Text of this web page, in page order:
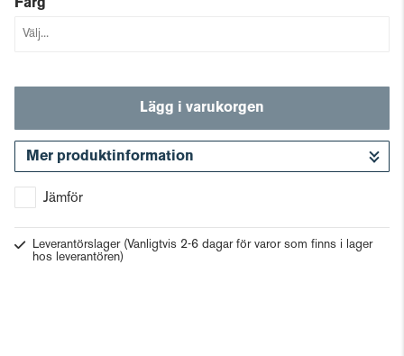
Färg
Lägg i varukorgen
Mer produktinformation
Jämför
Leverantörslager (Vanligtvis 2-6 dagar för varor som finns i lager
hos leverantören)